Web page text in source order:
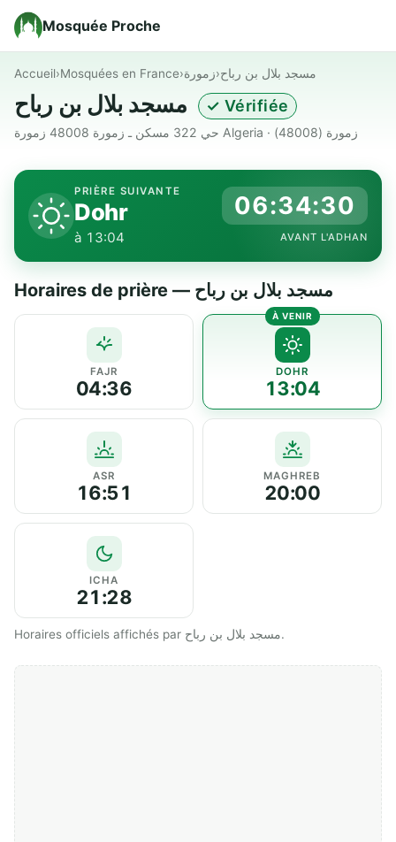
Mosquée Proche
Accueil›Mosquées en France›زمورة›مسجد بلال بن رباح
✓ Vérifiée
حي 322 مسكن ـ زمورة 48008 زمورة Algeria · زمورة (48008)
PRIÈRE SUIVANTE
Dohr
à 13:04
06:34:30
AVANT L'ADHAN
Horaires de prière — مسجد بلال بن رباح
FAJR
04:36
DOHR
13:04
ASR
16:51
MAGHREB
20:00
ICHA
21:28
Horaires officiels affichés par مسجد بلال بن رباح.